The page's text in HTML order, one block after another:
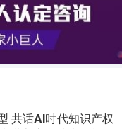
共话AI时代知识产权